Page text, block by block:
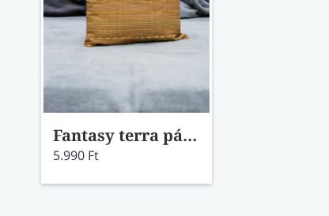
Fantasy terra párnahuzat 292
5.990 Ft